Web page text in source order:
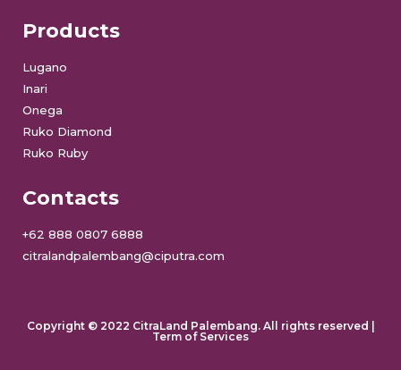
Products
Lugano
Inari
Onega
Ruko Diamond
Ruko Ruby
Contacts
+62 888 0807 6888
citralandpalembang@ciputra.com
Copyright © 2022 CitraLand Palembang. All rights reserved |
Term of Services